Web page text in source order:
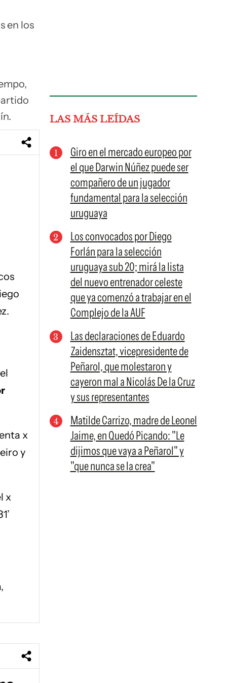
en los
x
y
x
LAS MÁS LEÍDAS
Giro en el mercado europeo por
el que Darwin Núñez puede ser
compañero de un jugador
fundamental para la selección
uruguaya
Los convocados por Diego
Forlán para la selección
uruguaya sub 20; mirá la lista
del nuevo entrenador celeste
que ya comenzó a trabajar en el
Complejo de la AUF
Las declaraciones de Eduardo
Zaidensztat, vicepresidente de
Peñarol, que molestaron y
cayeron mal a Nicolás De la Cruz
y sus representantes
Matilde Carrizo, madre de Leonel
Jaime, en Quedó Picando: "Le
dijimos que vaya a Peñarol" y
"que nunca se la crea"